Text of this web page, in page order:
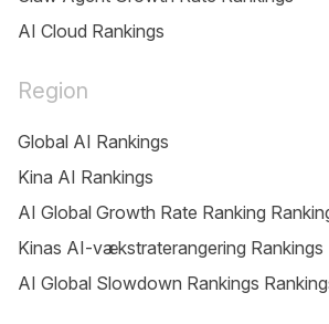
AI Cloud Rankings
Region
Global AI Rankings
Kina AI Rankings
AI Global Growth Rate Ranking
Kinas AI-vækstraterangering Rankings
AI Global Slowdown Rankings